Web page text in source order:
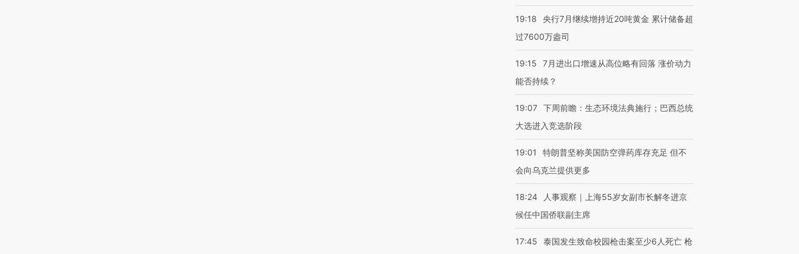
19:18
央行7月继续增持近20吨黄金 累计储备超
过7600万盎司
19:15
7月进出口增速从高位略有回落 涨价动力
能否持续？
19:07 下周前瞻：生态环境法典施行；巴西总统
大选进入竞选阶段
19:01
特朗普坚称美国防空弹药库存充足 但不
会向乌克兰提供更多
18:24
人事观察｜上海55岁女副市长解冬进京
候任中国侨联副主席
17:45 泰国发生致命校园枪击案至少6人死亡 枪